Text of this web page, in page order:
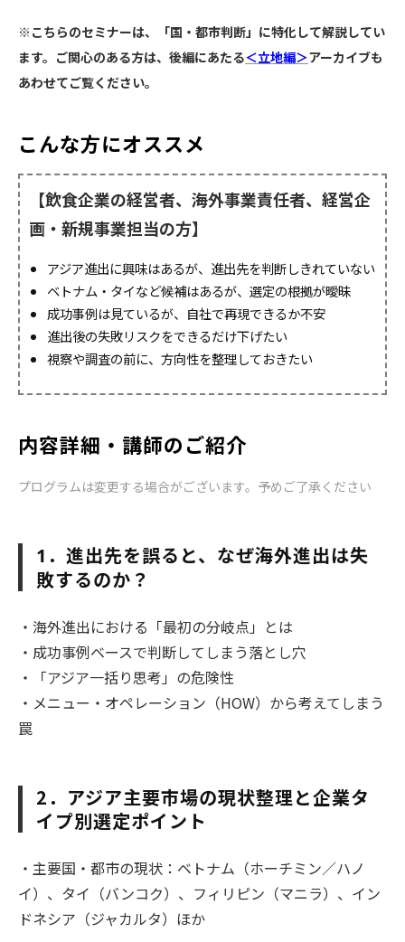
※こちらのセミナーは、「国・都市判断」に特化して解説してい
ます。ご関心のある方は、後編にあたる＜立地編＞アーカイブも
あわせてご覧ください。
こんな方にオススメ
【飲食企業の経営者、海外事業責任者、経営企
画・新規事業担当の方】
アジア進出に興味はあるが、進出先を判断しきれていない
ベトナム・タイなど候補はあるが、選定の根拠が曖昧
成功事例は見ているが、自社で再現できるか不安
進出後の失敗リスクをできるだけ下げたい
視察や調査の前に、方向性を整理しておきたい
内容詳細・講師のご紹介
プログラムは変更する場合がございます。予めご了承ください
1 ．進出先を誤ると、なぜ海外進出は失
敗するのか？
・海外進出における「最初の分岐点」とは
・成功事例ベースで判断してしまう落とし穴
・「アジア一括り思考」の危険性
・メニュー・オペレーション（HOW）から考えてしまう
罠
2．アジア主要市場の現状整理と企業タ
イプ別選定ポイント
・主要国・都市の現状：ベトナム（ホーチミン／ハノ
イ）、タイ（バンコク）、フィリピン（マニラ）、イン
ドネシア（ジャカルタ）ほか